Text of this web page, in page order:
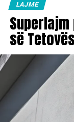
LAJME
së Tetovës